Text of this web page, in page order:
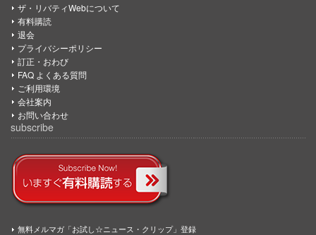
ザ・リバティWebについて
有料購読
退会
プライバシーポリシー
訂正・おわび
FAQ よくある質問
ご利用環境
会社案内
お問い合わせ
subscribe
無料メルマガ「お試し☆ニュース・クリップ」登録